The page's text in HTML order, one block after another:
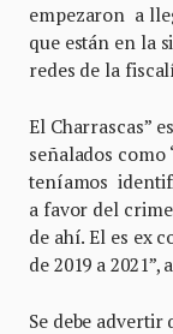
empezaron a
que están en la
redes de la
El Charrascas”
señalados como
teníamos
a favor del
de ahí. El es ex
de 2019 a 2021”,
Se debe advertir